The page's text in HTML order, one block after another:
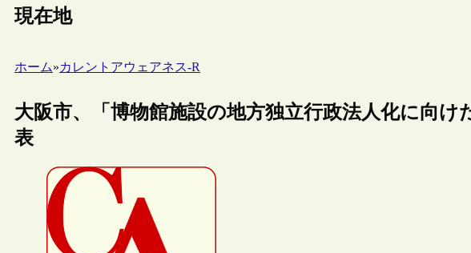
現在地
ホーム»カレントアウェアネス-R
大阪市、「博物館施設の地方独立行政法人化に向け
表